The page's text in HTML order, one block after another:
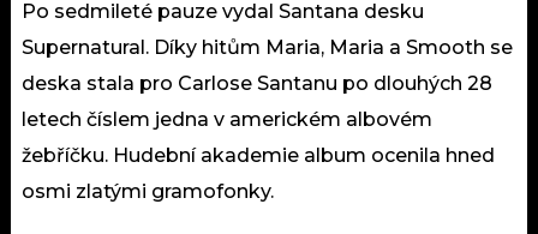
Po sedmileté pauze vydal Santana desku
Supernatural. Díky hitům Maria, Maria a Smooth se
deska stala pro Carlose Santanu po dlouhých 28
letech číslem jedna v americkém albovém
žebříčku. Hudební akademie album ocenila hned
osmi zlatými gramofonky.